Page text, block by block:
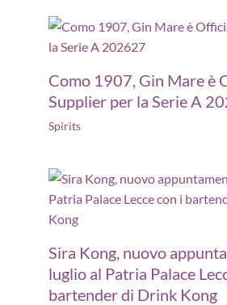
Como 1907, Gin Mare è
Supplier per la Serie A
Spirits
Sira Kong, nuovo
luglio al Patria Palace
bartender di Drink Kong